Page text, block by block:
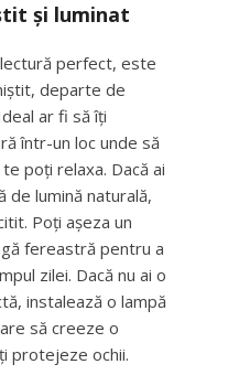
și luminat
perfect, este
departe de
ar fi să îți
într-un loc unde să
poți relaxa. Dacă ai
lumină naturală,
Poți așeza un
fereastră pentru a
zilei. Dacă nu ai o
instalează o lampă
să creeze o
protejeze ochii.